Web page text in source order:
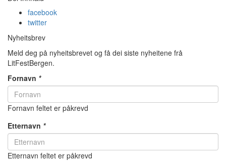
facebook
twitter
Nyheitsbrev
Meld deg på nyheitsbrevet og få dei siste nyheitene frå
LitFestBergen.
Fornavn *
Fornavn feltet er påkrevd
Etternavn *
Etternavn feltet er påkrevd